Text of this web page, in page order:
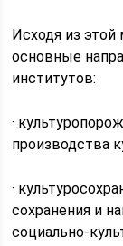
Исходя из
основные
институтов:
·
производства
·
сохранения и
социально-